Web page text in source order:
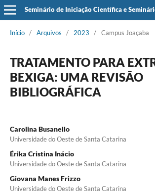
Início / Arquivos / 2023 / Campus Joaçaba
TRATAMENTO PARA
BEXIGA: UMA REVISÃO
BIBLIOGRÁFICA
Carolina Busanello
Universidade do Oeste de Santa Catarina
Érika Cristina Inácio
Universidade do Oeste de Santa Catarina
Giovana Manes Frizzo
Universidade do Oeste de Santa Catarina